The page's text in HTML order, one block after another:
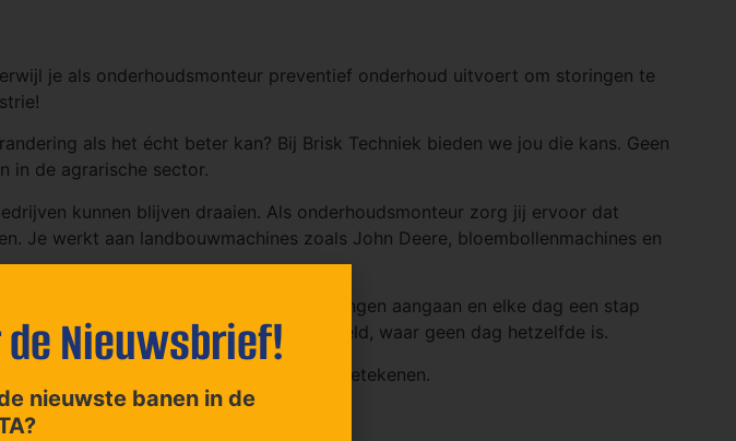
je als onderhoudsmonteur preventief onderhoud uitvoert om storingen te
als het écht beter kan? Bij Brisk Techniek bieden we jou die kans. Geen
in de agrarische sector.
kunnen blijven draaien. Als onderhoudsmonteur zorg jij ervoor dat
Je werkt aan landbouwmachines zoals John Deere, bloembollenmachines en
kennis opdoen, technische uitdagingen aangaan en elke dag een stap
midden in de agrarische wereld, waar geen dag hetzelfde is.
wat Brisk Techniek voor jou kan betekenen.
Nieuwsbrief!
nieuwste banen in de